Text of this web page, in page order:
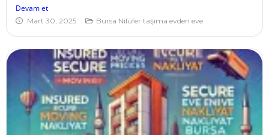
Devam et
Mart 30, 2025 Bursa Nilüfer taşıma evden eve